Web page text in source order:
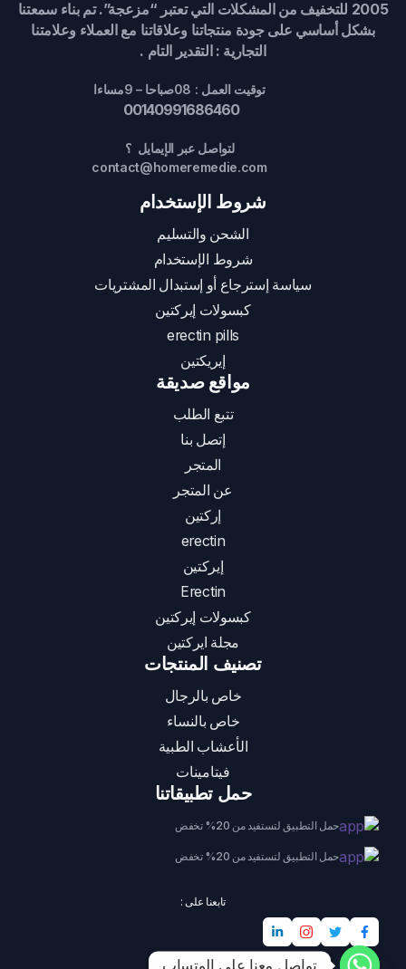
2005 للتخفيف من المشكلات التي تعتبر “مزعجة”. تم بناء سمعتنا
بشكل أساسي على جودة منتجاتنا وعلاقاتنا مع العملاء وعلامتنا
التجارية : التقدير التام .
توقيت العمل : 08صباحا – 9مساءا
00140991686460
لتواصل عبر الإيمايل ؟
contact@homeremedie.com
شروط الإستخدام
الشحن والتسليم
شروط الإستخدام
سياسة إسترجاع أو إستبدال المشتريات
كبسولات إيركتين
erectin pills
إيريكتين
مواقع صديقة
تتبع الطلب
إتصل بنا
المتجر
عن المتجر
إركتين
erectin
إيركتين
Erectin
كبسولات إيركتين
مجلة ايركتين
تصنيف المنتجات
خاص بالرجال
خاص بالنساء
الأعشاب الطبية
فيتامينات
حمل تطبيقاتنا
حمل التطبيق لتستفيد من 20% تخفض
حمل التطبيق لتستفيد من 20% تخفض
تابعنا على :
تواصل معنا على الوتساب